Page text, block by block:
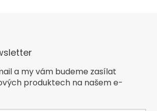
a my vám budeme zasílat
produktech na našem e-